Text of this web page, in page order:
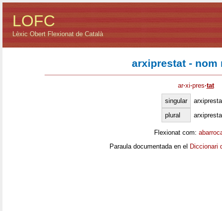
LOFC
Lèxic Obert Flexionat de Català
arxiprestat - nom
ar·xi·pres·tat
singular
plural
Flexionat com:
Paraula documentada en el Diccionari